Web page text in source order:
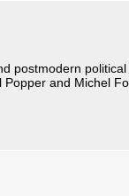
postmodern political
and Michel